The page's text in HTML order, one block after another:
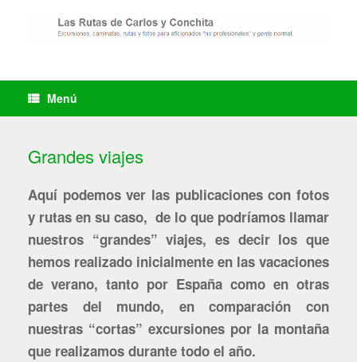
Menú
Grandes viajes
Aquí podemos ver las publicaciones con fotos
y rutas en su caso, de lo que podríamos llamar
nuestros “grandes” viajes, es decir los que
hemos realizado inicialmente en las vacaciones
de verano, tanto por España como en otras
partes del mundo, en comparación con
nuestras “cortas” excursiones por la montaña
que realizamos durante todo el año.